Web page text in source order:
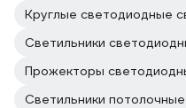
Круглые светодиодные
Светильники
Прожекторы
Светильники